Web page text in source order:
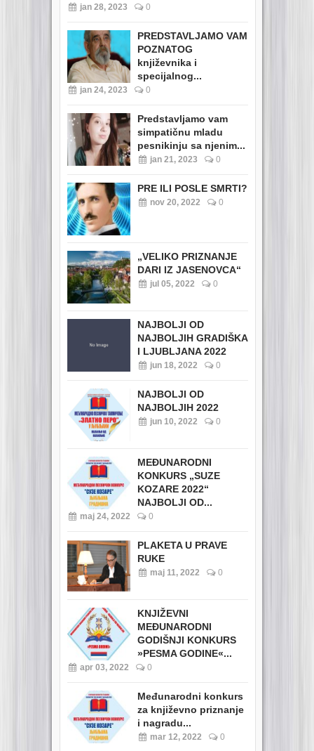
jan 28, 2023 0
PREDSTAVLJAMO VAM
POZNATOG
književnika i
specijalnog...
jan 24, 2023 0
Predstavljamo vam
simpatičnu mladu
pesnikinju sa njenim...
jan 21, 2023 0
PRE ILI POSLE SMRTI?
nov 20, 2022 0
„VELIKO PRIZNANJE
DARI IZ JASENOVCA“
jul 05, 2022 0
NAJBOLJI OD
NAJBOLJIH GRADIŠKA
I LJUBLJANA 2022
jun 18, 2022 0
NAJBOLJI OD
NAJBOLJIH 2022
jun 10, 2022 0
MEĐUNARODNI
KONKURS „SUZE
KOZARE 2022“
NAJBOLJI OD...
maj 24, 2022 0
PLAKETA U PRAVE
RUKE
maj 11, 2022 0
KNJIŽEVNI
MEĐUNARODNI
GODIŠNJI KONKURS
»PESMA GODINE«...
apr 03, 2022 0
Međunarodni konkurs
za književno priznanje
i nagradu...
mar 12, 2022 0